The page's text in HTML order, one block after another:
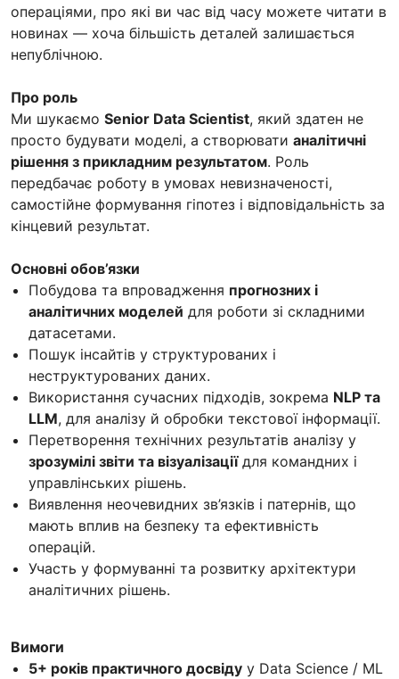
операціями, про які ви час від часу можете читати в
новинах — хоча більшість деталей залишається
непублічною.
Про роль
Ми шукаємо Senior Data Scientist, який здатен не
просто будувати моделі, а створювати аналітичні
рішення з прикладним результатом. Роль
передбачає роботу в умовах невизначеності,
самостійне формування гіпотез і відповідальність за
кінцевий результат.
Основні обов’язки
Побудова та впровадження прогнозних і
аналітичних моделей для роботи зі складними
датасетами.
Пошук інсайтів у структурованих і
неструктурованих даних.
Використання сучасних підходів, зокрема NLP та
LLM, для аналізу й обробки текстової інформації.
Перетворення технічних результатів аналізу у
зрозумілі звіти та візуалізаціїдля командних і
управлінських рішень.
Виявлення неочевидних зв’язків і патернів, що
мають вплив на безпеку та ефективність
операцій.
Участь у формуванні та розвитку архітектури
аналітичних рішень.
Вимоги
5+ років практичного досвіду у Data Science / ML